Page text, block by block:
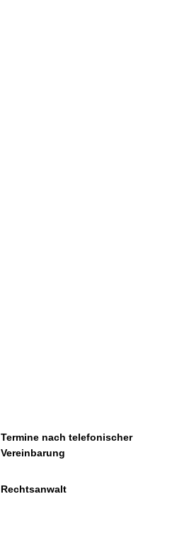
Termine nach telefonischer
Vereinbarung
Rechtsanwalt